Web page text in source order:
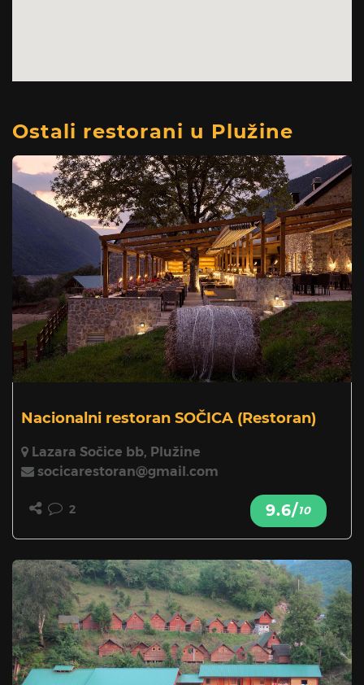
Ostali restorani u Plužine
Nacionalni restoran SOČICA (Restoran)
Lazara Sočice bb, Plužine
socicarestoran@gmail.com
2 9.6/10